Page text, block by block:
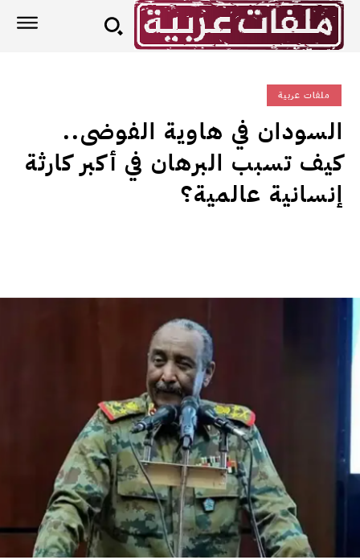
ملفات عربية
السودان في هاوية الفوضى..
كيف تسبب البرهان في أكبر كارثة
إنسانية عالمية؟